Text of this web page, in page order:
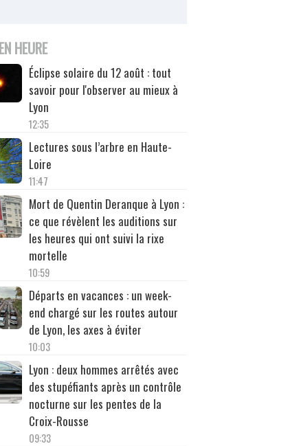
HEURE
Éclipse solaire du 12 août : tout
savoir pour l'observer au mieux à
Lyon
12:35
Lectures sous l’arbre en Haute-
Loire
11:47
Mort de Quentin Deranque à Lyon :
ce que révèlent les auditions sur
les heures qui ont suivi la rixe
mortelle
10:59
Départs en vacances : un week-
end chargé sur les routes autour
de Lyon, les axes à éviter
10:03
Lyon : deux hommes arrêtés avec
des stupéfiants après un contrôle
nocturne sur les pentes de la
Croix-Rousse
09:33